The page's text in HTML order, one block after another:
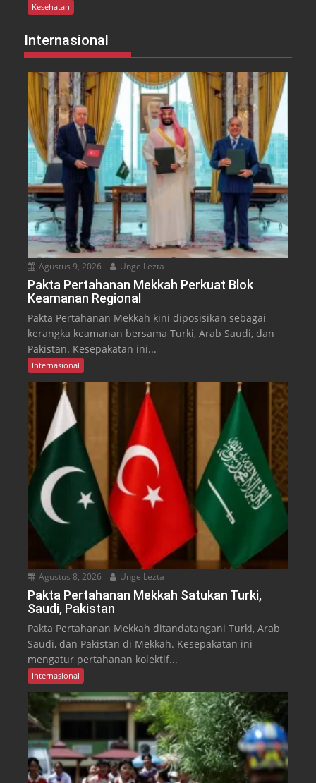
Kesehatan
Internasional
Agustus 9, 2026 Unge Lezta
Pakta Pertahanan Mekkah Perkuat Blok
Keamanan Regional
Pakta Pertahanan Mekkah kini diposisikan sebagai
kerangka keamanan bersama Turki, Arab Saudi, dan
Pakistan. Kesepakatan ini...
Internasional
Agustus 8, 2026 Unge Lezta
Pakta Pertahanan Mekkah Satukan Turki,
Saudi, Pakistan
Pakta Pertahanan Mekkah ditandatangani Turki, Arab
Saudi, dan Pakistan di Mekkah. Kesepakatan ini
mengatur pertahanan kolektif...
Internasional